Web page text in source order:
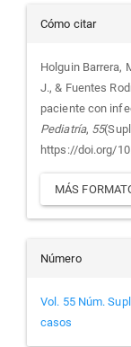
del
Cómo citar
Holguin Barrera,
J., & Fuentes
paciente con
Pediatría, 55
https://doi.org/
MÁS
Número
Vol. 55 Núm.
casos